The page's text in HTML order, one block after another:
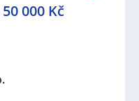
000 Kč